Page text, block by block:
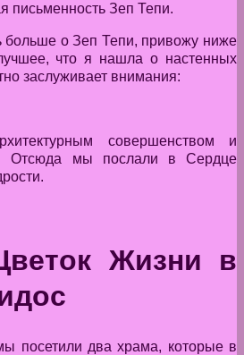
письменность Зеп Тепи.
больше о Зеп Тепи, привожу ниже
что я нашла о настенных
заслуживает внимания:
совершенством и
Отсюда мы послали в Сердце
Жизни в
посетили два храма, которые в